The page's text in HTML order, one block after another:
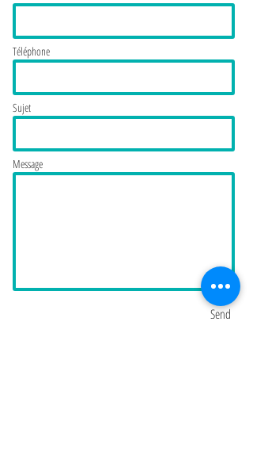
Téléphone
Sujet
Message
Send